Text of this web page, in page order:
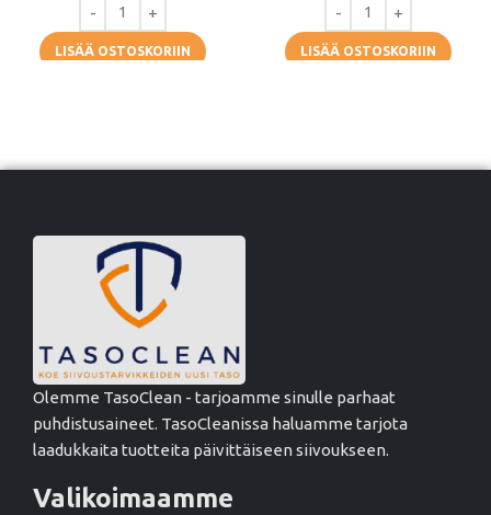
LISÄÄ OSTOSKORIIN LISÄÄ OSTOSKORIIN
Olemme TasoClean - tarjoamme sinulle parhaat
puhdistusaineet. TasoCleanissa haluamme tarjota
laadukkaita tuotteita päivittäiseen siivoukseen.
Valikoimaamme